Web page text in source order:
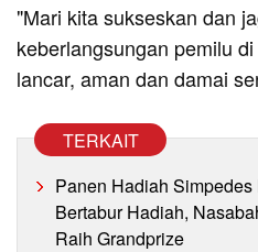
"Mari kita sukseskan dan
keberlangsungan pemilu
lancar, aman dan damai
TERKAIT
Panen Hadiah
Bertabur Hadiah,
Raih Grandprize